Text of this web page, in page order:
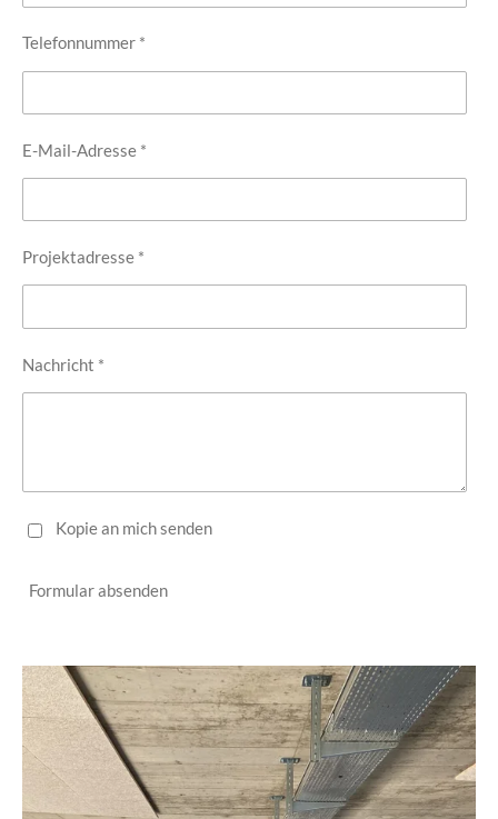
Telefonnummer *
E-Mail-Adresse *
Projektadresse *
Nachricht *
Kopie an mich senden
Formular absenden